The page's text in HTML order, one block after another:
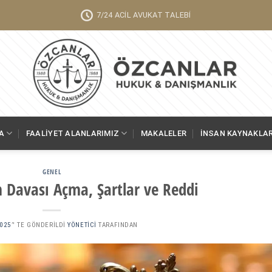
7/24 ACİL AVUKAT TALEBİ
FAALIYET ALANLARIMIZ MAKALELER İNSAN
GENEL
Açma, Şartlar ve Reddi
’' TE GÖNDERILDI YÖNETICI TARAFINDAN